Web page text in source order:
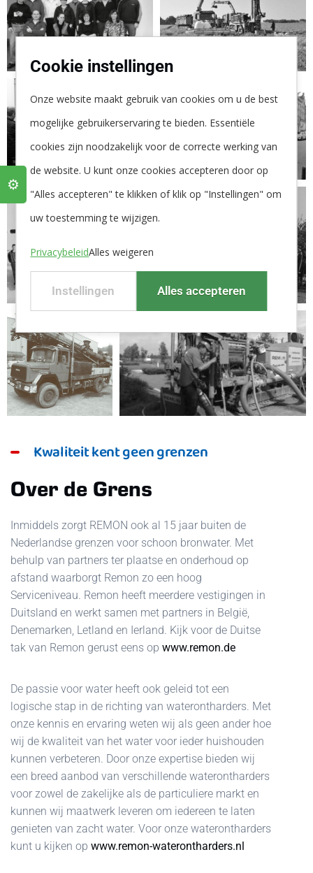
Kwaliteit kent geen grenzen
Over de Grens
Inmiddels zorgt REMON ook al 15 jaar buiten de
Nederlandse grenzen voor schoon bronwater. Met
behulp van partners ter plaatse en onderhoud op
afstand waarborgt Remon zo een hoog
Serviceniveau. Remon heeft meerdere vestigingen in
Duitsland en werkt samen met partners in België,
Denemarken, Letland en Ierland. Kijk voor de Duitse
tak van Remon gerust eens op www.remon.de
De passie voor water heeft ook geleid tot een
logische stap in de richting van waterontharders. Met
onze kennis en ervaring weten wij als geen ander hoe
wij de kwaliteit van het water voor ieder huishouden
kunnen verbeteren. Door onze expertise bieden wij
een breed aanbod van verschillende waterontharders
voor zowel de zakelijke als de particuliere markt en
kunnen wij maatwerk leveren om iedereen te laten
genieten van zacht water. Voor onze waterontharders
kunt u kijken op www.remon-waterontharders.nl
Cookie instellingen
Onze website maakt gebruik van cookies om u de best
mogelijke gebruikerservaring te bieden. Essentiële
cookies zijn noodzakelijk voor de correcte werking van
de website. U kunt onze cookies accepteren door op
"Alles accepteren" te klikken of klik op "Instellingen" om
uw toestemming te wijzigen.
PrivacybeleidAlles weigeren
Instellingen Alles accepteren
⚙️